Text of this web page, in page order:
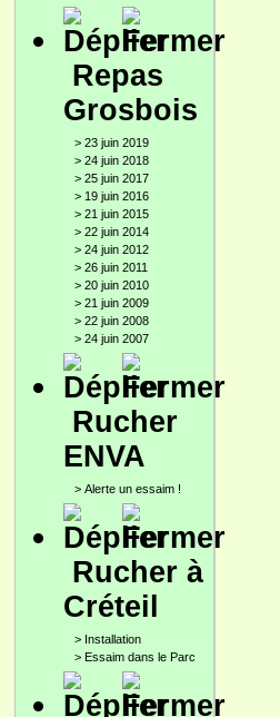
Repas
Grosbois
> 23 juin 2019
> 24 juin 2018
> 25 juin 2017
> 19 juin 2016
> 21 juin 2015
> 22 juin 2014
> 24 juin 2012
> 26 juin 2011
> 20 juin 2010
> 21 juin 2009
> 22 juin 2008
> 24 juin 2007
Rucher
ENVA
> Alerte un essaim !
Rucher à
Créteil
> Installation
> Essaim dans le Parc